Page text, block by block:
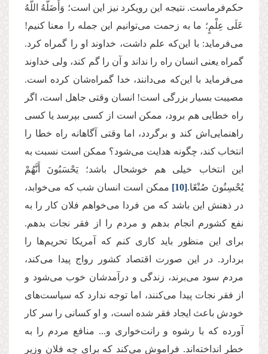
حکم‌فرماست. نتیجه این رویکرد نیز این است؛ وَأَضَلَّهُ اللَّهُ
عَلَى عِلْمٍ؛ ما به زحمت می‌توانیم این جمله را معنا کنیم!
می‌فرماید: با این‌که علم داشت، خداوند او را گمراه کرد.
گمراه یعنی انسان راه را نداند و آن را گم کند، ولی خداوند
می‌فرماید با این‌که می‌دانند، خدا گمراه‌شان کرده است.
مصیبت بسیار بزرگی است! انسان وقتی جاهل است، اگر
راه خطایی هم برود، ممکن است از کسی بپرسد یا کسی
راهنمایی‌اش کند و برگردد، اما وقتی آگاهانه راه خطا را
انتخاب کند، چگونه هدایت می‌شود؟ ممکن است نسبت به
این انتخاب خیلی هم خوشحال باشد؛ یَحْسَبُونَ أَنَّهُمْ
یُحْسِنُونَ صُنْعًا.[10] ممکن است انسان شب که می‌خوابد،
در ذهنش این باشد که من فردا می‌خواهم فلان کار را به
نفع کشورم انجام بدهم و مردم را از فقر نجات بدهم.
برای این منظور باید کاری کنم که آمریکا تحریم‌ها را
بردارد. در این صورت اقتصاد کشور رواج پیدا می‌کند،
مردم سود می‌برند، زندگی و درآمد‌شان خوب می‌شود و
از فقر نجات پیدا می‌کنند، اما توجه ندارد که سیاست‌های
خودش باعث ایجاد فقر شده است، و او کسانی را سر کار
آورده که با رشوه و رانت‌خواری و... منافع مردم را به
خطر انداخته‌اند. فراموش می‌کند که برای چه فلان وزیر